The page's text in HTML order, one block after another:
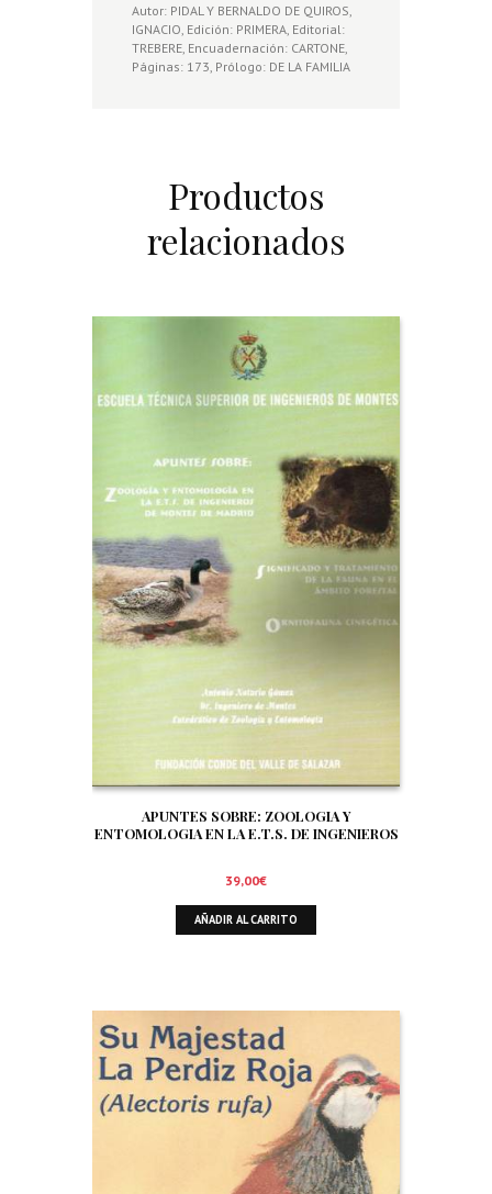
Autor: PIDAL Y BERNALDO DE QUIROS,
IGNACIO, Edición: PRIMERA, Editorial:
TREBERE, Encuadernación: CARTONE,
Páginas: 173, Prólogo: DE LA FAMILIA
Productos
relacionados
APUNTES SOBRE: ZOOLOGIA Y
ENTOMOLOGIA EN LA E.T.S. DE INGENIEROS
FORESTAL. ORNITOFAUNA CINEGETICA
39,00€
AÑADIR AL CARRITO